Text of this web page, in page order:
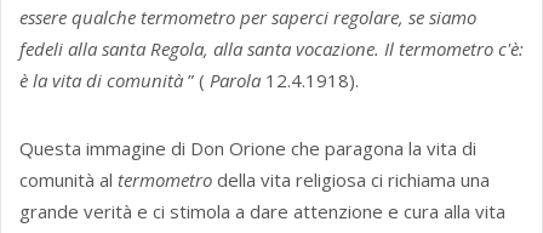
essere qualche termometro per saperci regolare, se siamo
fedeli alla santa Regola, alla santa vocazione. Il termometro c'è:
è la vita di comunità ” ( Parola 12.4.1918).
Questa immagine di Don Orione che paragona la vita di
comunità al termometro della vita religiosa ci richiama una
grande verità e ci stimola a dare attenzione e cura alla vita